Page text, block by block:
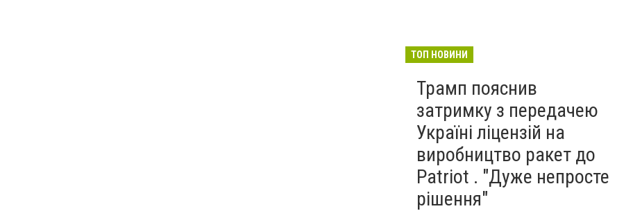
ТОП НОВИНИ
Трамп пояснив
затримку з передачею
Україні ліцензій на
виробництво ракет до
Patriot . "Дуже непросте
рішення"